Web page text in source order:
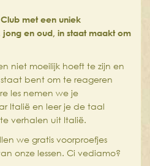
met een uniek
en oud, in staat maakt om
niet moeilijk hoeft te zijn en
bent om te reageren
les nemen we je
Italië en leer je de taal
verhalen uit Italië.
we gratis voorproefjes
onze lessen. Ci vediamo?